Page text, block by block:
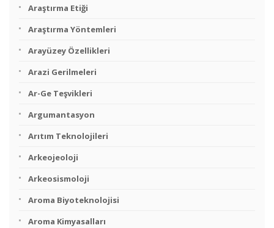
Araştırma Etiği
Araştırma Yöntemleri
Arayüzey Özellikleri
Arazi Gerilmeleri
Ar-Ge Teşvikleri
Argumantasyon
Arıtım Teknolojileri
Arkeojeoloji
Arkeosismoloji
Aroma Biyoteknolojisi
Aroma Kimyasalları